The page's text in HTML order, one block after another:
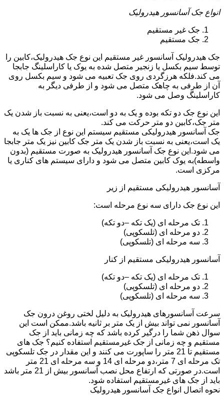
انواع جک آسانسور هیدرولیک
جک غیر مستقیم
جک مستقیم
جک هیدرولیک آسانسور غیر مستقیم این نوع جک هیدرولیک،کابین را
توسط سیم بکسل یا زنجیر متصل شده به یوک یا کاراسلینگ جابجا
می کند.فلکه هرزگردی روی جک تعبیه می شود و سیم بکسل روی
آن از طرفی به چاهک متصل می شود و از طرفی دیگر به
کاراسلینگ وصل می شود.
این نوع جک دو تکه بوده و یک به دو است،یعنی به نسبت باز شدن یک
متر جک،کابین دو متر حرکت می کند.
جک آسانسور هیدرولیکی مستقیم سیستم این نوع از جک ها یک به
یک است،یعنی به نسبت باز شدن یک متر جک کابین نیز یک متر جابجا
می شود.این نوع جک آسانسور هیدرولیک به صورت مستقیم (بدون
واسطه)به یوک کابین متصل می شود و دارای سیستم های کناری یا
مرکزی است.
آسانسور هیدرولیکی مستقیم از زیر
این نوع جک دارای سه نوع مرحله است:
تک مرحله ای (یک تکه –دو تکه)
دو مرحله ای (تلسکوپی)
سه مرحله ای (تلسکوپی)
آسانسور هیدرولیکی مستقیم از کنار
تک مرحله ای (یک تکه –دو تکه)
دو مرحله ای (تلسکوپی)
سه مرحله ای (تلسکوپی)
سرعت آسانسورهای هیدرولیک به دلیل لختی روغن درون جک
آسانسور نمی تواند بیش از یک متر بر ثانیه باشد.ممکن است این
سوال ذهن شما را درگیر کرده باشد که چه زمانی باید از جک
مستقیم و چه زمانی از جک غیرمستقیم استفاده کنیم؟ جک های
مستقیم تا 21 متر را ساپورت می کنند و این مقدار در جک تلسکوپی
تک مرحله ای 7 متر،دو مرحله ای 14 و سه مرحله ای 21 متر
است.در صورتی که ارتفاع محل نصب آسانسور بیش از 21 متر باشد
باید از جک های غیرمستقیم استفاده شود.
نحوه اتصال انواع جک آسانسور هیدرولیک